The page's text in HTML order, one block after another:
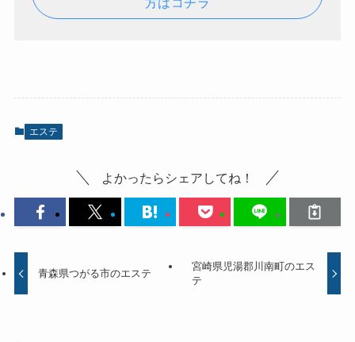
エステ
よかったらシェアしてね！
青森県つがる市のエステ
宮崎県児湯郡川南町のエス
テ